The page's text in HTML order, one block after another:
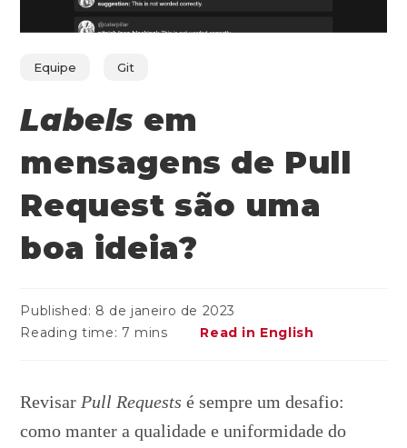
Equipe Git
Labels em
mensagens de Pull
Request são uma
boa ideia?
Published: 8 de janeiro de 2023
Reading time: 7 mins Read in English
RevisarPull Requests é sempre um desafio:
como manter a qualidade e uniformidade do